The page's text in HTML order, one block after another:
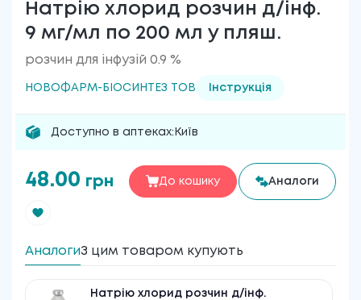
Натрію хлорид розчин д/інф.
9 мг/мл по 200 мл у пляш.
розчин для інфузій 0.9 %
НОВОФАРМ-БІОСИНТЕЗ ТОВ Інструкція
Доступно в аптеках: Київ
48.00 грн До кошику Аналоги
АналогиЗ цим товаром купують
Натрію хлорид розчин д/інф.